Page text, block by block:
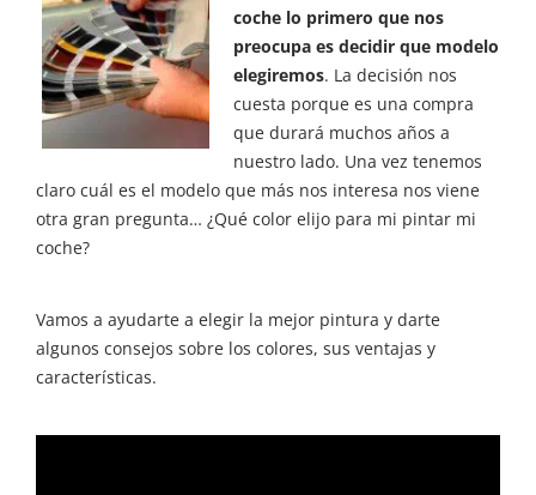
coche lo primero que nos
preocupa es decidir que modelo
elegiremos. La decisión nos
cuesta porque es una compra
que durará muchos años a
nuestro lado. Una vez tenemos
claro cuál es el modelo que más nos interesa nos viene
otra gran pregunta… ¿Qué color elijo para mi pintar mi
coche?
Vamos a ayudarte a elegir la mejor pintura y darte
algunos consejos sobre los colores, sus ventajas y
características.